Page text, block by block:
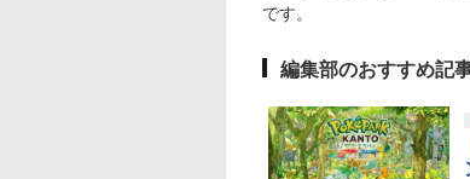
です。
編集部のおすすめ記